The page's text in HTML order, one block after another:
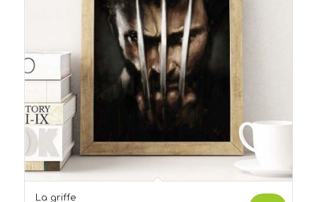
La griffe